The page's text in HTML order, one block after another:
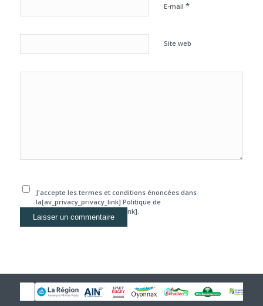
E-mail *
Site web
J'accepte les termes et conditions énoncées dans
la[av_privacy_privacy_link] Politique de
confidentialité[/av_privacy_link].